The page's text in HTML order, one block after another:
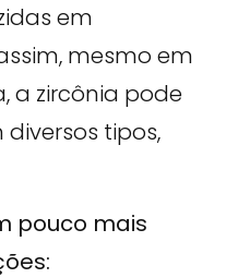
em
mesmo em
a zircônia pode
tipos,
pouco mais